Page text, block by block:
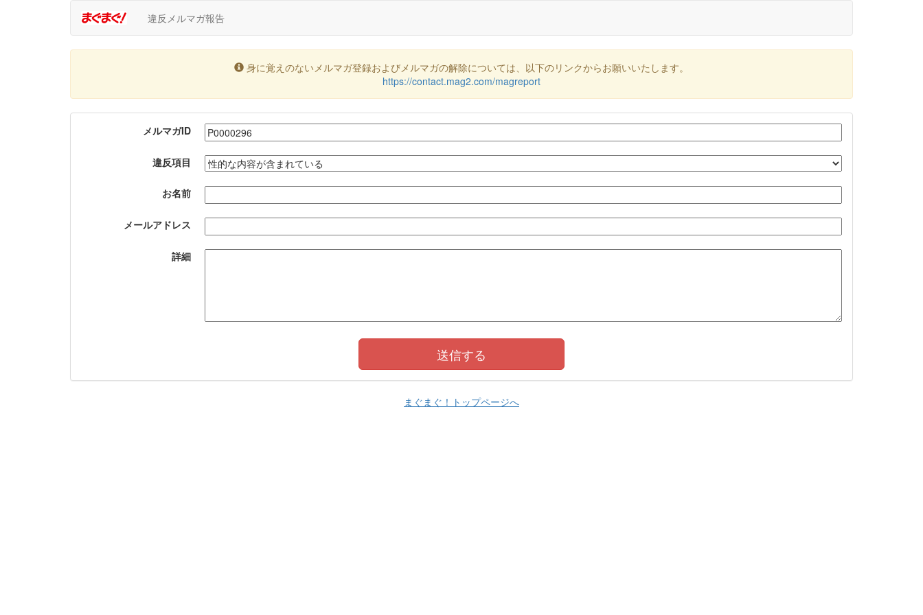
違反メルマガ報告
身に覚えのないメルマガ登録およびメルマガの解除については、以下のリンクからお願いいたします。
https://contact.mag2.com/magreport
メルマガID
違反項目
お名前
メールアドレス
詳細
まぐまぐ！トップページへ